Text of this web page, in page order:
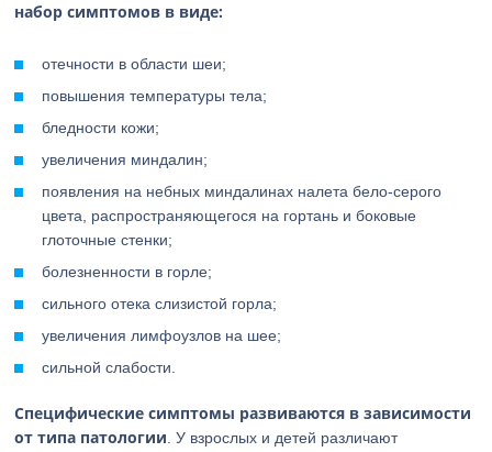
набор симптомов в виде:
отечности в области шеи;
повышения температуры тела;
бледности кожи;
увеличения миндалин;
появления на небных миндалинах налета бело-серого
цвета, распространяющегося на гортань и боковые
глоточные стенки;
болезненности в горле;
сильного отека слизистой горла;
увеличения лимфоузлов на шее;
сильной слабости.
Специфические симптомы развиваются в зависимости
от типа патологии . У взрослых и детей различают